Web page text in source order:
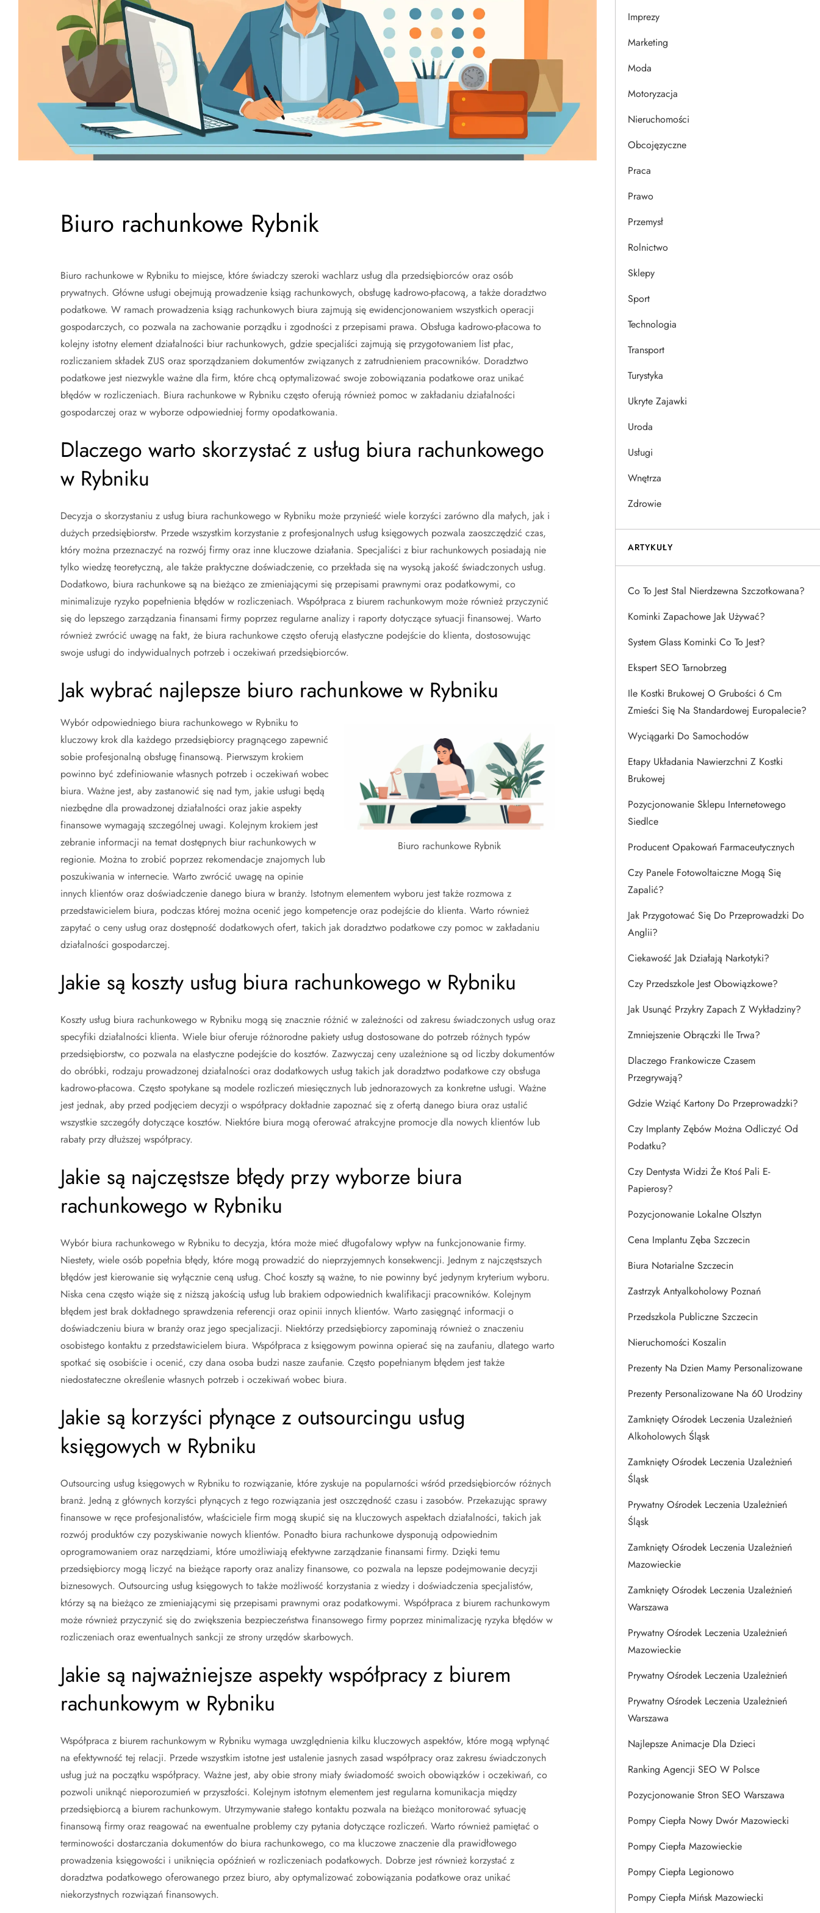
Biuro rachunkowe Rybnik
Biuro rachunkowe w Rybniku to miejsce, które świadczy szeroki wachlarz usług dla przedsiębiorców oraz osób
prywatnych. Główne usługi obejmują prowadzenie ksiąg rachunkowych, obsługę kadrowo-płacową, a także doradztwo
podatkowe. W ramach prowadzenia ksiąg rachunkowych biura zajmują się ewidencjonowaniem wszystkich operacji
gospodarczych, co pozwala na zachowanie porządku i zgodności z przepisami prawa. Obsługa kadrowo-płacowa to
kolejny istotny element działalności biur rachunkowych, gdzie specjaliści zajmują się przygotowaniem list płac,
rozliczaniem składek ZUS oraz sporządzaniem dokumentów związanych z zatrudnieniem pracowników. Doradztwo
podatkowe jest niezwykle ważne dla firm, które chcą optymalizować swoje zobowiązania podatkowe oraz unikać
błędów w rozliczeniach. Biura rachunkowe w Rybniku często oferują również pomoc w zakładaniu działalności
gospodarczej oraz w wyborze odpowiedniej formy opodatkowania.
Dlaczego warto skorzystać z usług biura rachunkowego
w Rybniku
Decyzja o skorzystaniu z usług biura rachunkowego w Rybniku może przynieść wiele korzyści zarówno dla małych, jak i
dużych przedsiębiorstw. Przede wszystkim korzystanie z profesjonalnych usług księgowych pozwala zaoszczędzić czas,
który można przeznaczyć na rozwój firmy oraz inne kluczowe działania. Specjaliści z biur rachunkowych posiadają nie
tylko wiedzę teoretyczną, ale także praktyczne doświadczenie, co przekłada się na wysoką jakość świadczonych usług.
Dodatkowo, biura rachunkowe są na bieżąco ze zmieniającymi się przepisami prawnymi oraz podatkowymi, co
minimalizuje ryzyko popełnienia błędów w rozliczeniach. Współpraca z biurem rachunkowym może również przyczynić
się do lepszego zarządzania finansami firmy poprzez regularne analizy i raporty dotyczące sytuacji finansowej. Warto
również zwrócić uwagę na fakt, że biura rachunkowe często oferują elastyczne podejście do klienta, dostosowując
swoje usługi do indywidualnych potrzeb i oczekiwań przedsiębiorców.
Jak wybrać najlepsze biuro rachunkowe w Rybniku
Biuro rachunkowe Rybnik
Wybór odpowiedniego biura rachunkowego w Rybniku to
kluczowy krok dla każdego przedsiębiorcy pragnącego zapewnić
sobie profesjonalną obsługę finansową. Pierwszym krokiem
powinno być zdefiniowanie własnych potrzeb i oczekiwań wobec
biura. Ważne jest, aby zastanowić się nad tym, jakie usługi będą
niezbędne dla prowadzonej działalności oraz jakie aspekty
finansowe wymagają szczególnej uwagi. Kolejnym krokiem jest
zebranie informacji na temat dostępnych biur rachunkowych w
regionie. Można to zrobić poprzez rekomendacje znajomych lub
poszukiwania w internecie. Warto zwrócić uwagę na opinie
innych klientów oraz doświadczenie danego biura w branży. Istotnym elementem wyboru jest także rozmowa z
przedstawicielem biura, podczas której można ocenić jego kompetencje oraz podejście do klienta. Warto również
zapytać o ceny usług oraz dostępność dodatkowych ofert, takich jak doradztwo podatkowe czy pomoc w zakładaniu
działalności gospodarczej.
Jakie są koszty usług biura rachunkowego w Rybniku
Koszty usług biura rachunkowego w Rybniku mogą się znacznie różnić w zależności od zakresu świadczonych usług oraz
specyfiki działalności klienta. Wiele biur oferuje różnorodne pakiety usług dostosowane do potrzeb różnych typów
przedsiębiorstw, co pozwala na elastyczne podejście do kosztów. Zazwyczaj ceny uzależnione są od liczby dokumentów
do obróbki, rodzaju prowadzonej działalności oraz dodatkowych usług takich jak doradztwo podatkowe czy obsługa
kadrowo-płacowa. Często spotykane są modele rozliczeń miesięcznych lub jednorazowych za konkretne usługi. Ważne
jest jednak, aby przed podjęciem decyzji o współpracy dokładnie zapoznać się z ofertą danego biura oraz ustalić
wszystkie szczegóły dotyczące kosztów. Niektóre biura mogą oferować atrakcyjne promocje dla nowych klientów lub
rabaty przy dłuższej współpracy.
Jakie są najczęstsze błędy przy wyborze biura
rachunkowego w Rybniku
Wybór biura rachunkowego w Rybniku to decyzja, która może mieć długofalowy wpływ na funkcjonowanie firmy.
Niestety, wiele osób popełnia błędy, które mogą prowadzić do nieprzyjemnych konsekwencji. Jednym z najczęstszych
błędów jest kierowanie się wyłącznie ceną usług. Choć koszty są ważne, to nie powinny być jedynym kryterium wyboru.
Niska cena często wiąże się z niższą jakością usług lub brakiem odpowiednich kwalifikacji pracowników. Kolejnym
błędem jest brak dokładnego sprawdzenia referencji oraz opinii innych klientów. Warto zasięgnąć informacji o
doświadczeniu biura w branży oraz jego specjalizacji. Niektórzy przedsiębiorcy zapominają również o znaczeniu
osobistego kontaktu z przedstawicielem biura. Współpraca z księgowym powinna opierać się na zaufaniu, dlatego warto
spotkać się osobiście i ocenić, czy dana osoba budzi nasze zaufanie. Często popełnianym błędem jest także
niedostateczne określenie własnych potrzeb i oczekiwań wobec biura.
Jakie są korzyści płynące z outsourcingu usług
księgowych w Rybniku
Outsourcing usług księgowych w Rybniku to rozwiązanie, które zyskuje na popularności wśród przedsiębiorców różnych
branż. Jedną z głównych korzyści płynących z tego rozwiązania jest oszczędność czasu i zasobów. Przekazując sprawy
finansowe w ręce profesjonalistów, właściciele firm mogą skupić się na kluczowych aspektach działalności, takich jak
rozwój produktów czy pozyskiwanie nowych klientów. Ponadto biura rachunkowe dysponują odpowiednim
oprogramowaniem oraz narzędziami, które umożliwiają efektywne zarządzanie finansami firmy. Dzięki temu
przedsiębiorcy mogą liczyć na bieżące raporty oraz analizy finansowe, co pozwala na lepsze podejmowanie decyzji
biznesowych. Outsourcing usług księgowych to także możliwość korzystania z wiedzy i doświadczenia specjalistów,
którzy są na bieżąco ze zmieniającymi się przepisami prawnymi oraz podatkowymi. Współpraca z biurem rachunkowym
może również przyczynić się do zwiększenia bezpieczeństwa finansowego firmy poprzez minimalizację ryzyka błędów w
rozliczeniach oraz ewentualnych sankcji ze strony urzędów skarbowych.
Jakie są najważniejsze aspekty współpracy z biurem
rachunkowym w Rybniku
Współpraca z biurem rachunkowym w Rybniku wymaga uwzględnienia kilku kluczowych aspektów, które mogą wpłynąć
na efektywność tej relacji. Przede wszystkim istotne jest ustalenie jasnych zasad współpracy oraz zakresu świadczonych
usług już na początku współpracy. Ważne jest, aby obie strony miały świadomość swoich obowiązków i oczekiwań, co
pozwoli uniknąć nieporozumień w przyszłości. Kolejnym istotnym elementem jest regularna komunikacja między
przedsiębiorcą a biurem rachunkowym. Utrzymywanie stałego kontaktu pozwala na bieżąco monitorować sytuację
finansową firmy oraz reagować na ewentualne problemy czy pytania dotyczące rozliczeń. Warto również pamiętać o
terminowości dostarczania dokumentów do biura rachunkowego, co ma kluczowe znaczenie dla prawidłowego
prowadzenia księgowości i uniknięcia opóźnień w rozliczeniach podatkowych. Dobrze jest również korzystać z
doradztwa podatkowego oferowanego przez biuro, aby optymalizować zobowiązania podatkowe oraz unikać
niekorzystnych rozwiązań finansowych.
Imprezy
Marketing
Moda
Motoryzacja
Nieruchomości
Obcojęzyczne
Praca
Prawo
Przemysł
Rolnictwo
Sklepy
Sport
Technologia
Transport
Turystyka
Ukryte Zajawki
Uroda
Usługi
Wnętrza
Zdrowie
ARTYKUŁY
Co To Jest Stal Nierdzewna Szczotkowana?
Kominki Zapachowe Jak Używać?
System Glass Kominki Co To Jest?
Ekspert SEO Tarnobrzeg
Ile Kostki Brukowej O Grubości 6 Cm
Zmieści Się Na Standardowej Europalecie?
Wyciągarki Do Samochodów
Etapy Układania Nawierzchni Z Kostki
Brukowej
Pozycjonowanie Sklepu Internetowego
Siedlce
Producent Opakowań Farmaceutycznych
Czy Panele Fotowoltaiczne Mogą Się
Zapalić?
Jak Przygotować Się Do Przeprowadzki Do
Anglii?
Ciekawość Jak Działają Narkotyki?
Czy Przedszkole Jest Obowiązkowe?
Jak Usunąć Przykry Zapach Z Wykładziny?
Zmniejszenie Obrączki Ile Trwa?
Dlaczego Frankowicze Czasem
Przegrywają?
Gdzie Wziąć Kartony Do Przeprowadzki?
Czy Implanty Zębów Można Odliczyć Od
Podatku?
Czy Dentysta Widzi Że Ktoś Pali E-
Papierosy?
Pozycjonowanie Lokalne Olsztyn
Cena Implantu Zęba Szczecin
Biura Notarialne Szczecin
Zastrzyk Antyalkoholowy Poznań
Przedszkola Publiczne Szczecin
Nieruchomości Koszalin
Prezenty Na Dzien Mamy Personalizowane
Prezenty Personalizowane Na 60 Urodziny
Zamknięty Ośrodek Leczenia Uzależnień
Alkoholowych Śląsk
Zamknięty Ośrodek Leczenia Uzależnień
Śląsk
Prywatny Ośrodek Leczenia Uzależnień
Śląsk
Zamknięty Ośrodek Leczenia Uzależnień
Mazowieckie
Zamknięty Ośrodek Leczenia Uzależnień
Warszawa
Prywatny Ośrodek Leczenia Uzależnień
Mazowieckie
Prywatny Ośrodek Leczenia Uzależnień
Prywatny Ośrodek Leczenia Uzależnień
Warszawa
Najlepsze Animacje Dla Dzieci
Ranking Agencji SEO W Polsce
Pozycjonowanie Stron SEO Warszawa
Pompy Ciepła Nowy Dwór Mazowiecki
Pompy Ciepła Mazowieckie
Pompy Ciepła Legionowo
Pompy Ciepła Mińsk Mazowiecki